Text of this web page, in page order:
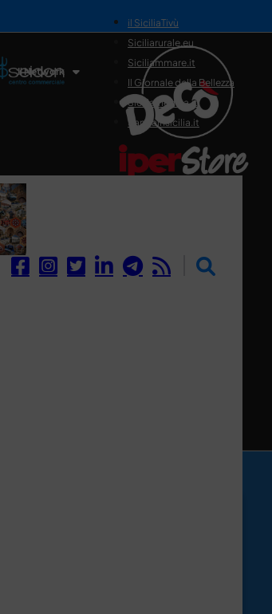
Il Network
il SiciliaTivù
Siciliarurale.eu
Siciliammare.it
Il Giornale della Bellezza
Siciliamedica.it
Sanitainsicilia.it